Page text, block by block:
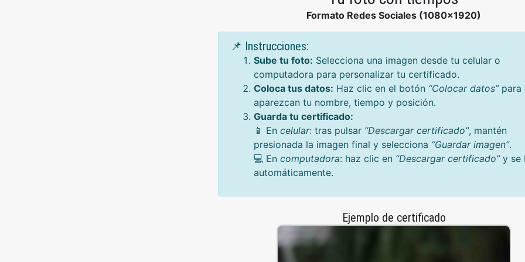
Formato Redes Sociales (1080x1920)
📌 Instrucciones:
Sube tu foto: Selecciona una imagen desde tu celular o
computadora para personalizar tu certificado.
Coloca tus datos: Haz clic en el botón “Colocar datos”para
aparezcan tu nombre, tiempo y posición.
Guarda tu certificado:
📱 En celular: tras pulsar “Descargar certificado”, mantén
presionada la imagen final y selecciona “Guardar imagen”.
💻 En computadora: haz clic en “Descargar certificado”y se
automáticamente.
Ejemplo de certificado